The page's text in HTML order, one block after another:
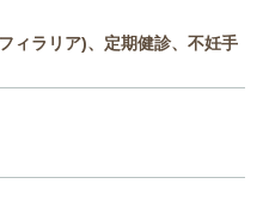
ィラリア)、定期健診、不妊手